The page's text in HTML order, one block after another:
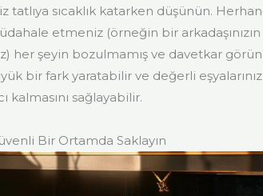
tatlıya sıcaklık katarken düşünün.
etmeniz (örneğin bir arkadaşınızın
her şeyin bozulmamış ve davetkar
bir fark yaratabilir ve değerli
kalmasını sağlayabilir.
Bir Ortamda Saklayın